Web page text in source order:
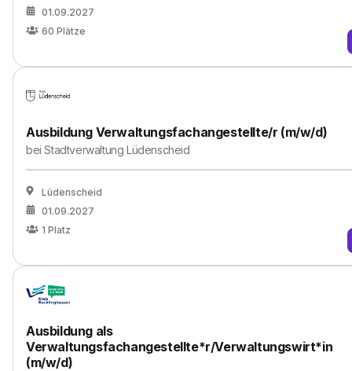
01.09.2027
60 Plätze
Ausbildung Verwaltungsfachangestellte/r (m/w/d)
beiStadtverwaltung Lüdenscheid
Lüdenscheid
01.09.2027
1 Platz
Ausbildung als
Verwaltungsfachangestellte*r/Verwaltungswirt*in
(m/w/d)